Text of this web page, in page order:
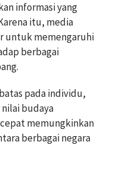
informasi yang
itu, media
untuk memengaruhi
berbagai
pada individu,
budaya
memungkinkan
berbagai negara